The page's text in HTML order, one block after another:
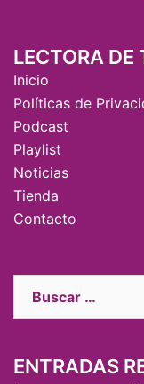
LECTORA DE
Inicio
Políticas de
Podcast
Playlist
Noticias
Tienda
Contacto
ENTRADAS